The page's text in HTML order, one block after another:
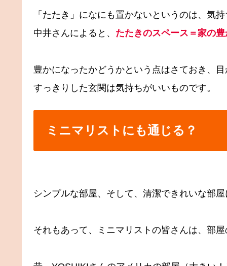
「たたき」になにも置かないというのは、気
中井さんによると、 たたきのスペース＝家の
豊かになったかどうかという点はさておき、
すっきりした玄関は気持ちがいいものです。
ミニマリストにも通じる？
シンプルな部屋、そして、清潔できれいな部
それもあって、ミニマリストの皆さんは、部